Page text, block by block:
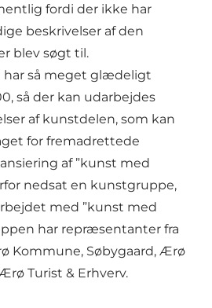
fordi der ikke har
beskrivelser af den
blev søgt til.
har så meget glædeligt
så der kan udarbejdes
af kunstdelen, som kan
for fremadrettede
af ”kunst med
nedsat en kunstgruppe,
med ”kunst med
har repræsentanter fra
Kommune, Søbygaard, Ærø
Turist & Erhverv.